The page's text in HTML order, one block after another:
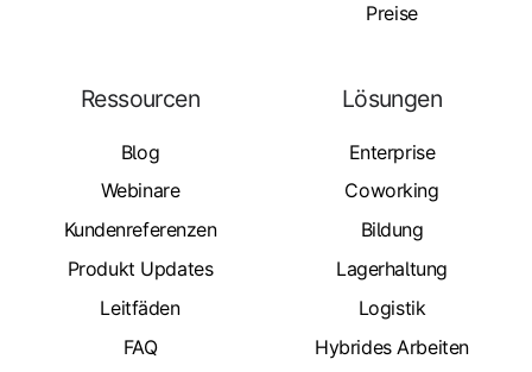
Preise
Ressourcen
Blog
Webinare
Kundenreferenzen
Produkt Updates
Leitfäden
FAQ
Lösungen
Enterprise
Coworking
Bildung
Lagerhaltung
Logistik
Hybrides Arbeiten